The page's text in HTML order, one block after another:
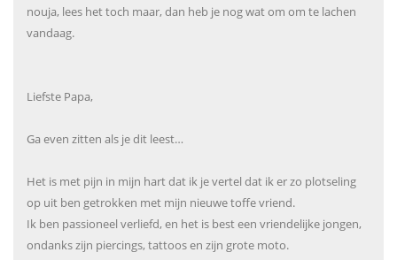
nouja, lees het toch maar, dan heb je nog wat om om te lachen
vandaag.
Liefste Papa,
Ga even zitten als je dit leest…
Het is met pijn in mijn hart dat ik je vertel dat ik er zo plotseling
op uit ben getrokken met mijn nieuwe toffe vriend.
Ik ben passioneel verliefd, en het is best een vriendelijke jongen,
ondanks zijn piercings, tattoos en zijn grote moto.